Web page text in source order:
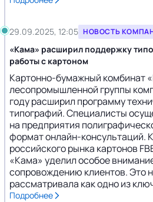
29.09.2025, 12:05 НОВОСТЬ
«Кама» расширил поддержку
работы с картоном
Картонно-бумажный комбинат
лесопромышленной группы
году расширил программу
типографий. Специалисты
на предприятия
формат онлайн-консультаций.
российского рынка картонов
«Кама» уделил особое
сопровождению клиентов. Это
рассматривала как одно из
Подробнее